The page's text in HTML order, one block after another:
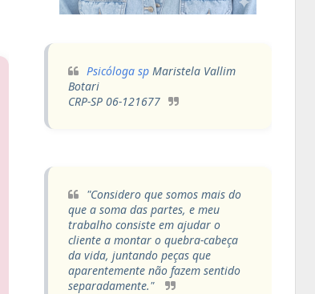
Psicóloga spMaristela Vallim
Botari
CRP-SP 06-121677
"Considero que somos mais do
que a soma das partes, e meu
trabalho consiste em ajudar o
cliente a montar o quebra-cabeça
da vida, juntando peças que
aparentemente não fazem sentido
separadamente."